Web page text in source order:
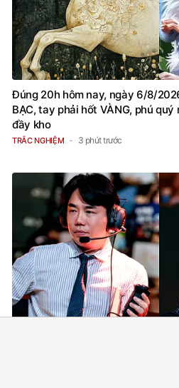
Đúng 20h hôm nay, ngày 6/8/
BẠC, tay phải hốt VÀNG, phú
đầy kho
TRẮC NGHIỆM 3 phút trước